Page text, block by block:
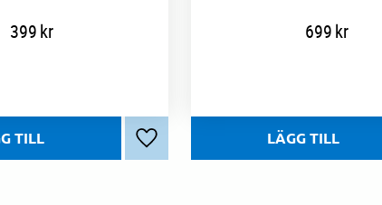
399kr
Lägg till i favoriter
699kr